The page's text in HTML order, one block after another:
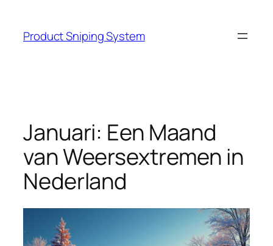
content
Product Sniping System
Januari: Een Maand
van Weersextremen in
Nederland